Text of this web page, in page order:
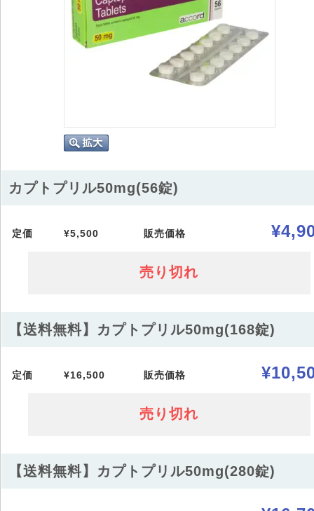
カプトプリル50mg(56錠)
定価 ¥5,500 販売価格
売り切れ
【送料無料】カプトプリル50mg(168錠)
定価 ¥16,500 販売価格
売り切れ
【送料無料】カプトプリル50mg(280錠)